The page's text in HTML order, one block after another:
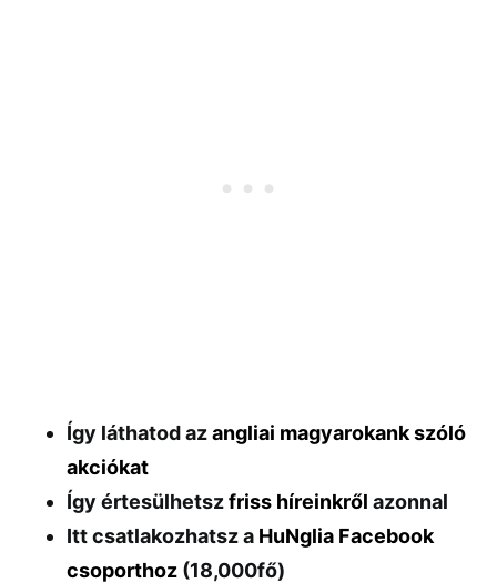
Így láthatod azangliai magyarokank szóló
akciókat
Így értesülhetszfriss híreinkről azonnal
Itt csatlakozhatsz a HuNglia Facebook
csoporthoz (18,000fő)